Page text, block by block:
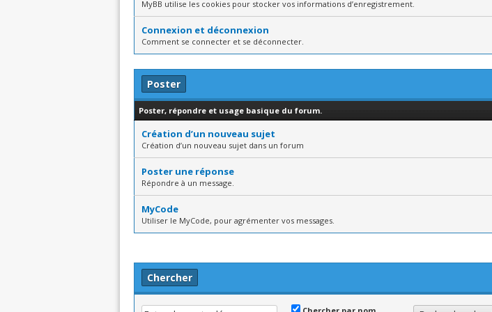
MyBB utilise les cookies pour stocker vos informations d’enregistrement.
Connexion et déconnexion
Comment se connecter et se déconnecter.
Poster
Poster, répondre et usage basique du forum.
Création d’un nouveau sujet
Création d’un nouveau sujet dans un forum
Poster une réponse
Répondre à un message.
MyCode
Utiliser le MyCode, pour agrémenter vos messages.
Chercher